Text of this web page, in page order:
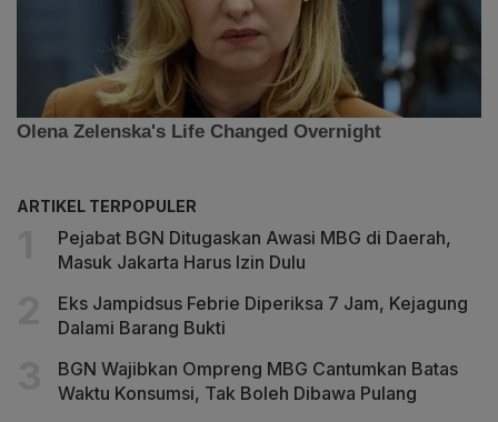
ARTIKEL TERPOPULER
Pejabat BGN Ditugaskan Awasi MBG di Daerah,
Masuk Jakarta Harus Izin Dulu
Eks Jampidsus Febrie Diperiksa 7 Jam, Kejagung
Dalami Barang Bukti
BGN Wajibkan Ompreng MBG Cantumkan Batas
Waktu Konsumsi, Tak Boleh Dibawa Pulang